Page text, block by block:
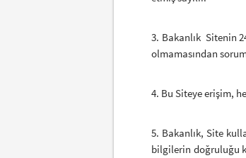
3. Bakanlık Sitenin
olmamasından
4. Bu Siteye erişim,
5. Bakanlık, Site
bilgilerin doğruluğu